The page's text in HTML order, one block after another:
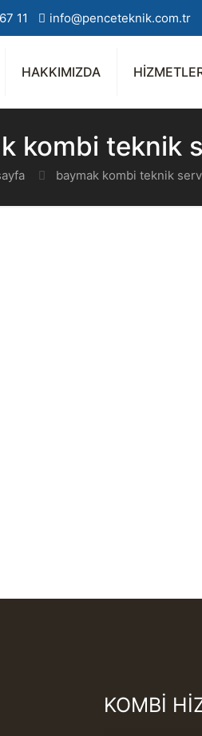
11 info@penceteknik.com.tr
HAKKIMIZDA
kombi teknik
baymak kombi teknik
KOMBİ